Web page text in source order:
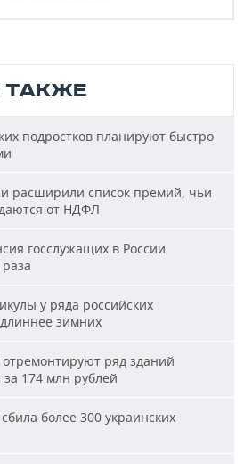
ТАКЖЕ
подростков планируют быстро
расширили список премий, чьи
от НДФЛ
госслужащих в России
у ряда российских
зимних
отремонтируют ряд зданий
за 174 млн рублей
более 300 украинских